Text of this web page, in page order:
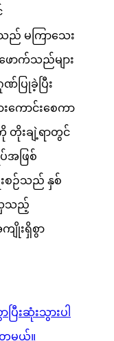
သည် မကြာသေး
ောက်သည်များ
ပြုခဲ့ပြီး
ောင်းစေကာ
တိုးချဲ့ရာတွင်
အဖြစ်
စဉ်သည် နှစ်
သည့်
ျိုးရှိစွာ